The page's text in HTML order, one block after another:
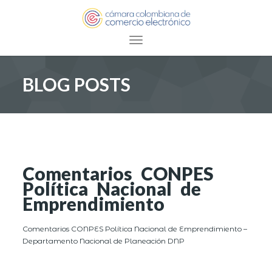
Toggle navigation
BLOG POSTS
Comentarios CONPES
Política Nacional de
Emprendimiento
Comentarios CONPES Política Nacional de Emprendimiento –
Departamento Nacional de Planeación DNP